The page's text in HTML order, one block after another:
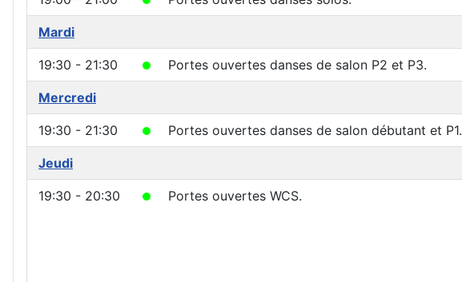
Mardi
19:30 - 21:30 Portes ouvertes danses de salon P2 et P3.
Mercredi
19:30 - 21:30 Portes ouvertes danses de salon débutant et P1.
Jeudi
19:30 - 20:30 Portes ouvertes WCS.